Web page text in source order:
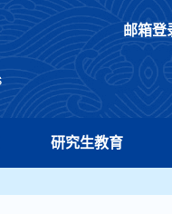
邮箱登
研究生教育